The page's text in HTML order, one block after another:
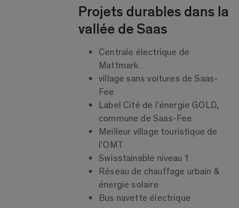
Projets durables dans la
vallée de Saas
Centrale électrique de
Mattmark
village sans voitures de Saas-
Fee
Label Cité de l'énergie GOLD,
commune de Saas-Fee
Meilleur village touristique de
l'OMT
Swisstainable niveau 1
Réseau de chauffage urbain &
énergie solaire
Bus navette électrique